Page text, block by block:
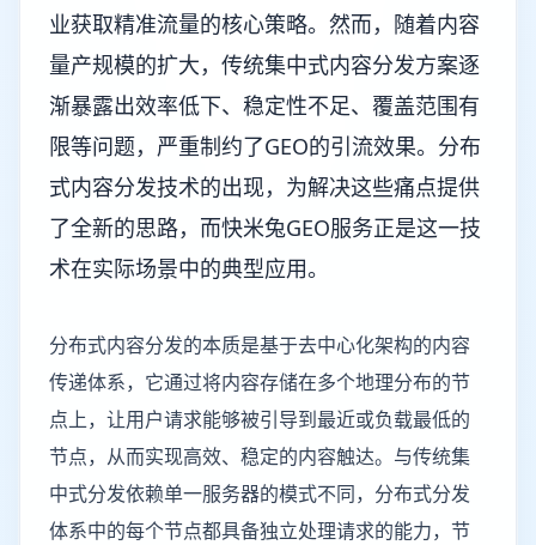
业获取精准流量的核心策略。然而，随着内容
量产规模的扩大，传统集中式内容分发方案逐
渐暴露出效率低下、稳定性不足、覆盖范围有
限等问题，严重制约了GEO的引流效果。分布
式内容分发技术的出现，为解决这些痛点提供
了全新的思路，而快米兔GEO服务正是这一技
术在实际场景中的典型应用。
分布式内容分发的本质是基于去中心化架构的内容
传递体系，它通过将内容存储在多个地理分布的节
点上，让用户请求能够被引导到最近或负载最低的
节点，从而实现高效、稳定的内容触达。与传统集
中式分发依赖单一服务器的模式不同，分布式分发
体系中的每个节点都具备独立处理请求的能力，节